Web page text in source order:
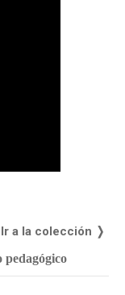
Ir a la colección ❭
pedagógico